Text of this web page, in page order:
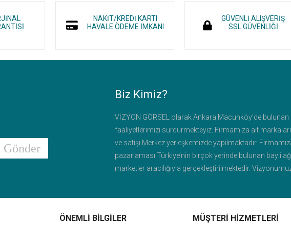
NAKİT/KREDİ KARTI
HAVALE ÖDEME İMKANI
GÜVENLİ ALIŞVERİŞ
SSL GÜVENLİĞİ
Gönder
Biz Kimiz?
VİZYON GÖRSEL olarak Ankara Macunköy’de
faaliyetlerimizi sürdürmekteyiz. Firmamıza ait
ve satışı Merkez yerleşkemizde yapılmaktadır.
pazarlaması Türkiye’nin birçok yerinde bulunan bayii
marketler aracılığıyla gerçekleştirilmektedir.
sektöründe önde gelen birçok üretici firmanın İç
ÖNEMLİ BİLGİLER MÜŞTERİ HİZMETLERİ